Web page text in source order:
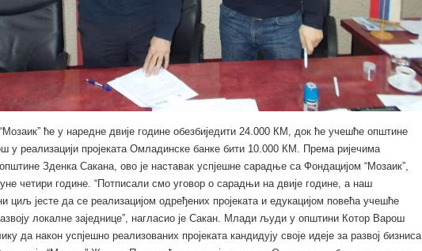
ће у наредне двије године обезбиједити 24.000 КМ, док ће учешће општине
у реализацији пројеката Омладинске банке бити 10.000 КМ. Према ријечима
Зденка Сакана, ово је наставак успјешне сарадње са Фондацијом “Мозаик”,
четири године. “Потписали смо уговор о сарадњи на двије године, а наш
циљ јесте да се реализацијом одређених пројеката и едукацијом повећа учешће
локалне заједнице”, нагласио је Сакан. Млади људи у општини Котор Варош
да након успјешно реализованих пројеката кандидују своје идеје за развој бизниса.